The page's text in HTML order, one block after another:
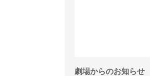
劇場からのお知らせ